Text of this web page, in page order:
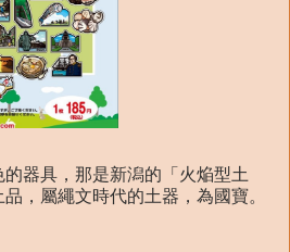
器具，那是新潟的「火焔型土
，屬繩文時代的土器，為國寶。